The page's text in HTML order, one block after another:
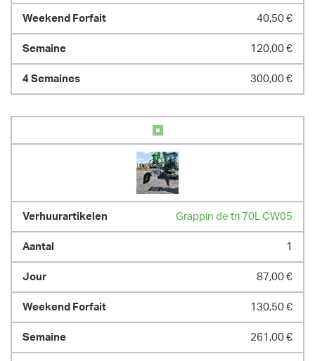
40,50 €
120,00 €
300,00 €
Grappin de tri 70L CW05
1
87,00 €
130,50 €
261,00 €